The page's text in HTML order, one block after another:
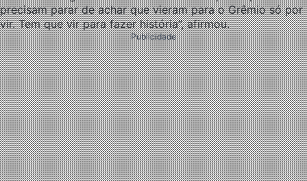
precisam parar de achar que vieram para o Grêmio só por
vir. Tem que vir para fazer história”, afirmou.
Publicidade